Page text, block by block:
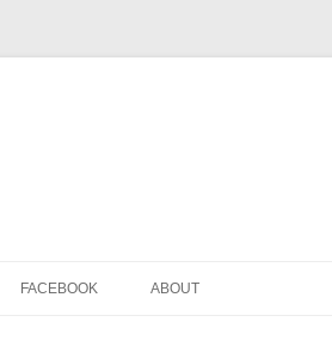
ェブサイト＜
FACEBOOK ABOUT